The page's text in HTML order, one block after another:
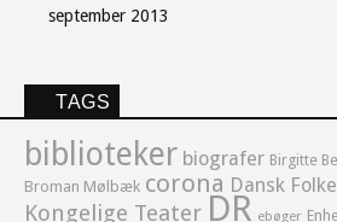
september 2013
TAGS
biblioteker biografer Birgitte
Broman Mølbæk corona Dansk
Kongelige Teater DR ebøger